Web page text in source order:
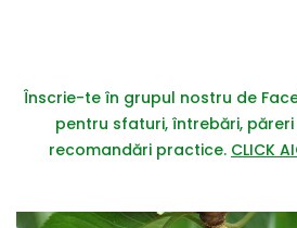
Înscrie-te în grupul nostru de
pentru sfaturi, întrebări, păreri
recomandări practice. CLICK